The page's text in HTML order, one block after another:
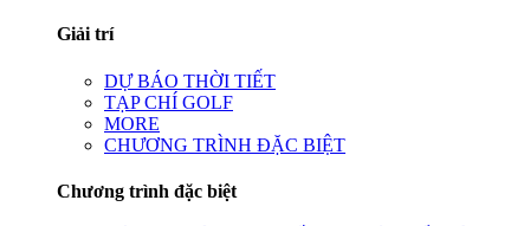
Giải trí
DỰ BÁO THỜI TIẾT
TẠP CHÍ GOLF
MORE
CHƯƠNG TRÌNH ĐẶC BIỆT
Chương trình đặc biệt